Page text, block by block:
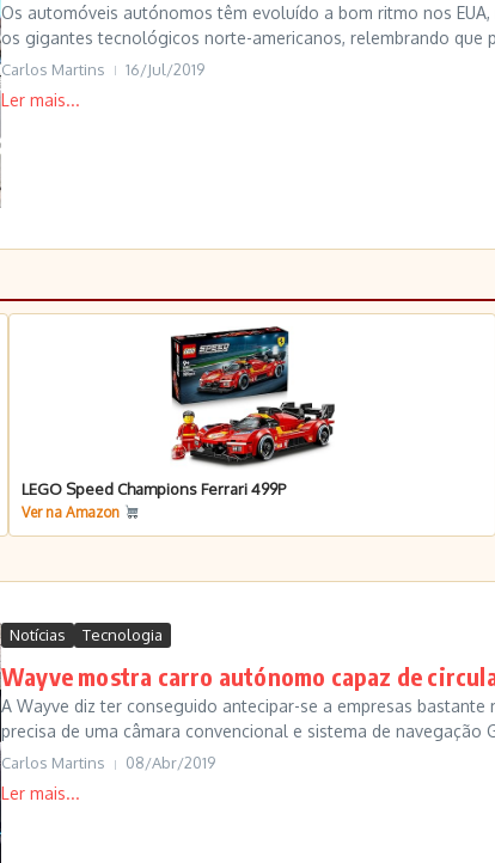
Os automóveis autónomos têm evoluído a bom ritmo nos
os gigantes tecnológicos norte-americanos, relembrando que
Carlos Martins 16/Jul/2019
LEGO Speed Champions Ferrari 499P
Ver na Amazon
Notícias Tecnologia
Wayve mostra carro autónomo capaz de
A Wayve diz ter conseguido antecipar-se a empresas
precisa de uma câmara convencional e sistema de navegação
Carlos Martins 08/Abr/2019